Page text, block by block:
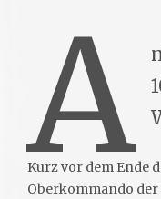
A
Kurz vor dem Ende
Oberkommando